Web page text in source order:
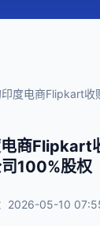
度电商Flipkart收
商Flipkart
100%股权
2026-05-10